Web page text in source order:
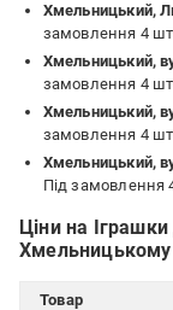
Хмельницький,
замовлення 4
Хмельницький,
замовлення 4
Хмельницький,
замовлення 4
Хмельницький,
Під замовлення
Ціни на
Хмельницькому
Товар